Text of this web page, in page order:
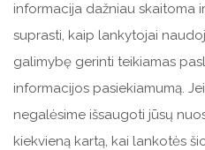
informacija dažniau skaitoma
suprasti, kaip lankytojai
galimybę gerinti teikiamas
informacijos pasiekiamumą.
negalėsime išsaugoti jūsų
kiekvieną kartą, kai lankotės